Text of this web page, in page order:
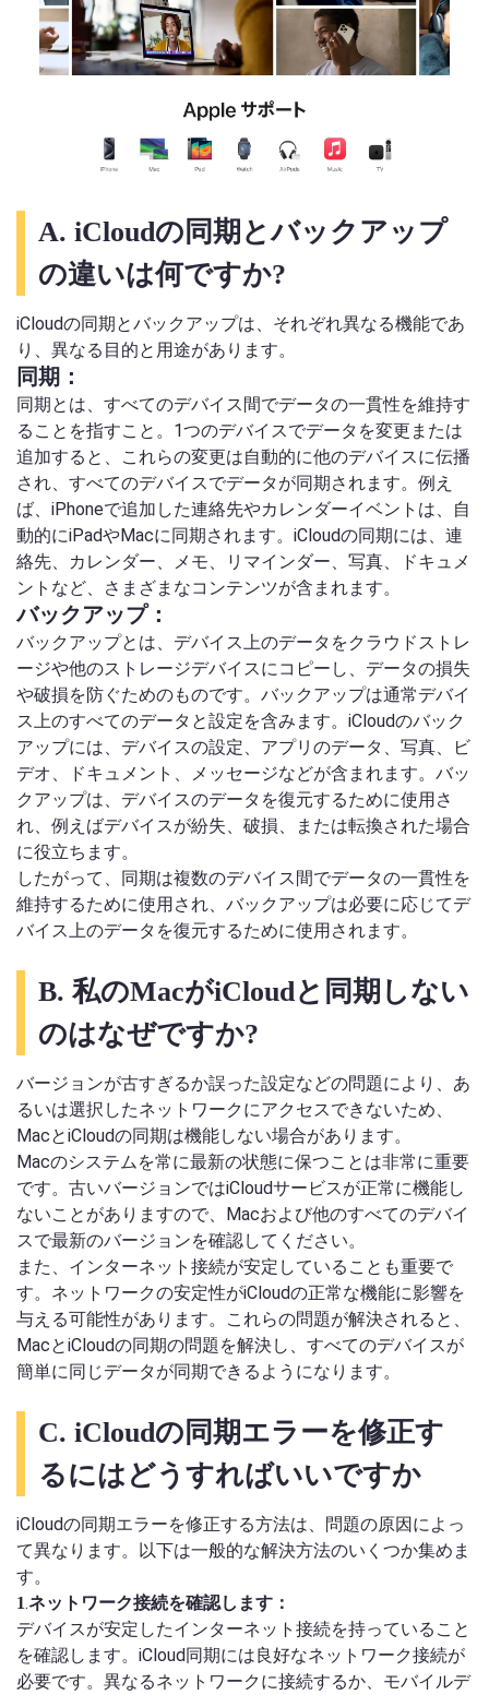
A. iCloudの同期とバックアップ
の違いは何ですか?
iCloudの同期とバックアップは、それぞれ異なる機能であ
り、異なる目的と用途があります。
同期：
同期とは、すべてのデバイス間でデータの一貫性を維持す
ることを指すこと。1つのデバイスでデータを変更または
追加すると、これらの変更は自動的に他のデバイスに伝播
され、すべてのデバイスでデータが同期されます。例え
ば、iPhoneで追加した連絡先やカレンダーイベントは、自
動的にiPadやMacに同期されます。iCloudの同期には、連
絡先、カレンダー、メモ、リマインダー、写真、ドキュメ
ントなど、さまざまなコンテンツが含まれます。
バックアップ：
バックアップとは、デバイス上のデータをクラウドストレ
ージや他のストレージデバイスにコピーし、データの損失
や破損を防ぐためのものです。バックアップは通常デバイ
ス上のすべてのデータと設定を含みます。iCloudのバック
アップには、デバイスの設定、アプリのデータ、写真、ビ
デオ、ドキュメント、メッセージなどが含まれます。バッ
クアップは、デバイスのデータを復元するために使用さ
れ、例えばデバイスが紛失、破損、または転換された場合
に役立ちます。
したがって、同期は複数のデバイス間でデータの一貫性を
維持するために使用され、バックアップは必要に応じてデ
バイス上のデータを復元するために使用されます。
B. 私のMacがiCloudと同期しない
のはなぜですか?
バージョンが古すぎるか誤った設定などの問題により、あ
るいは選択したネットワークにアクセスできないため、
MacとiCloudの同期は機能しない場合があります。
Macのシステムを常に最新の状態に保つことは非常に重要
です。古いバージョンではiCloudサービスが正常に機能し
ないことがありますので、Macおよび他のすべてのデバイ
スで最新のバージョンを確認してください。
また、インターネット接続が安定していることも重要で
す。ネットワークの安定性がiCloudの正常な機能に影響を
与える可能性があります。これらの問題が解決されると、
MacとiCloudの同期の問題を解決し、すべてのデバイスが
簡単に同じデータが同期できるようになります。
C. iCloudの同期エラーを修正す
るにはどうすればいいですか
iCloudの同期エラーを修正する方法は、問題の原因によっ
て異なります。以下は一般的な解決方法のいくつか集めま
す。
1.ネットワーク接続を確認します：
デバイスが安定したインターネット接続を持っていること
を確認します。iCloud同期には良好なネットワーク接続が
必要です。異なるネットワークに接続するか、モバイルデ